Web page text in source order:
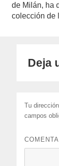
de Milán, ha
colección de
Deja
Tu
campos